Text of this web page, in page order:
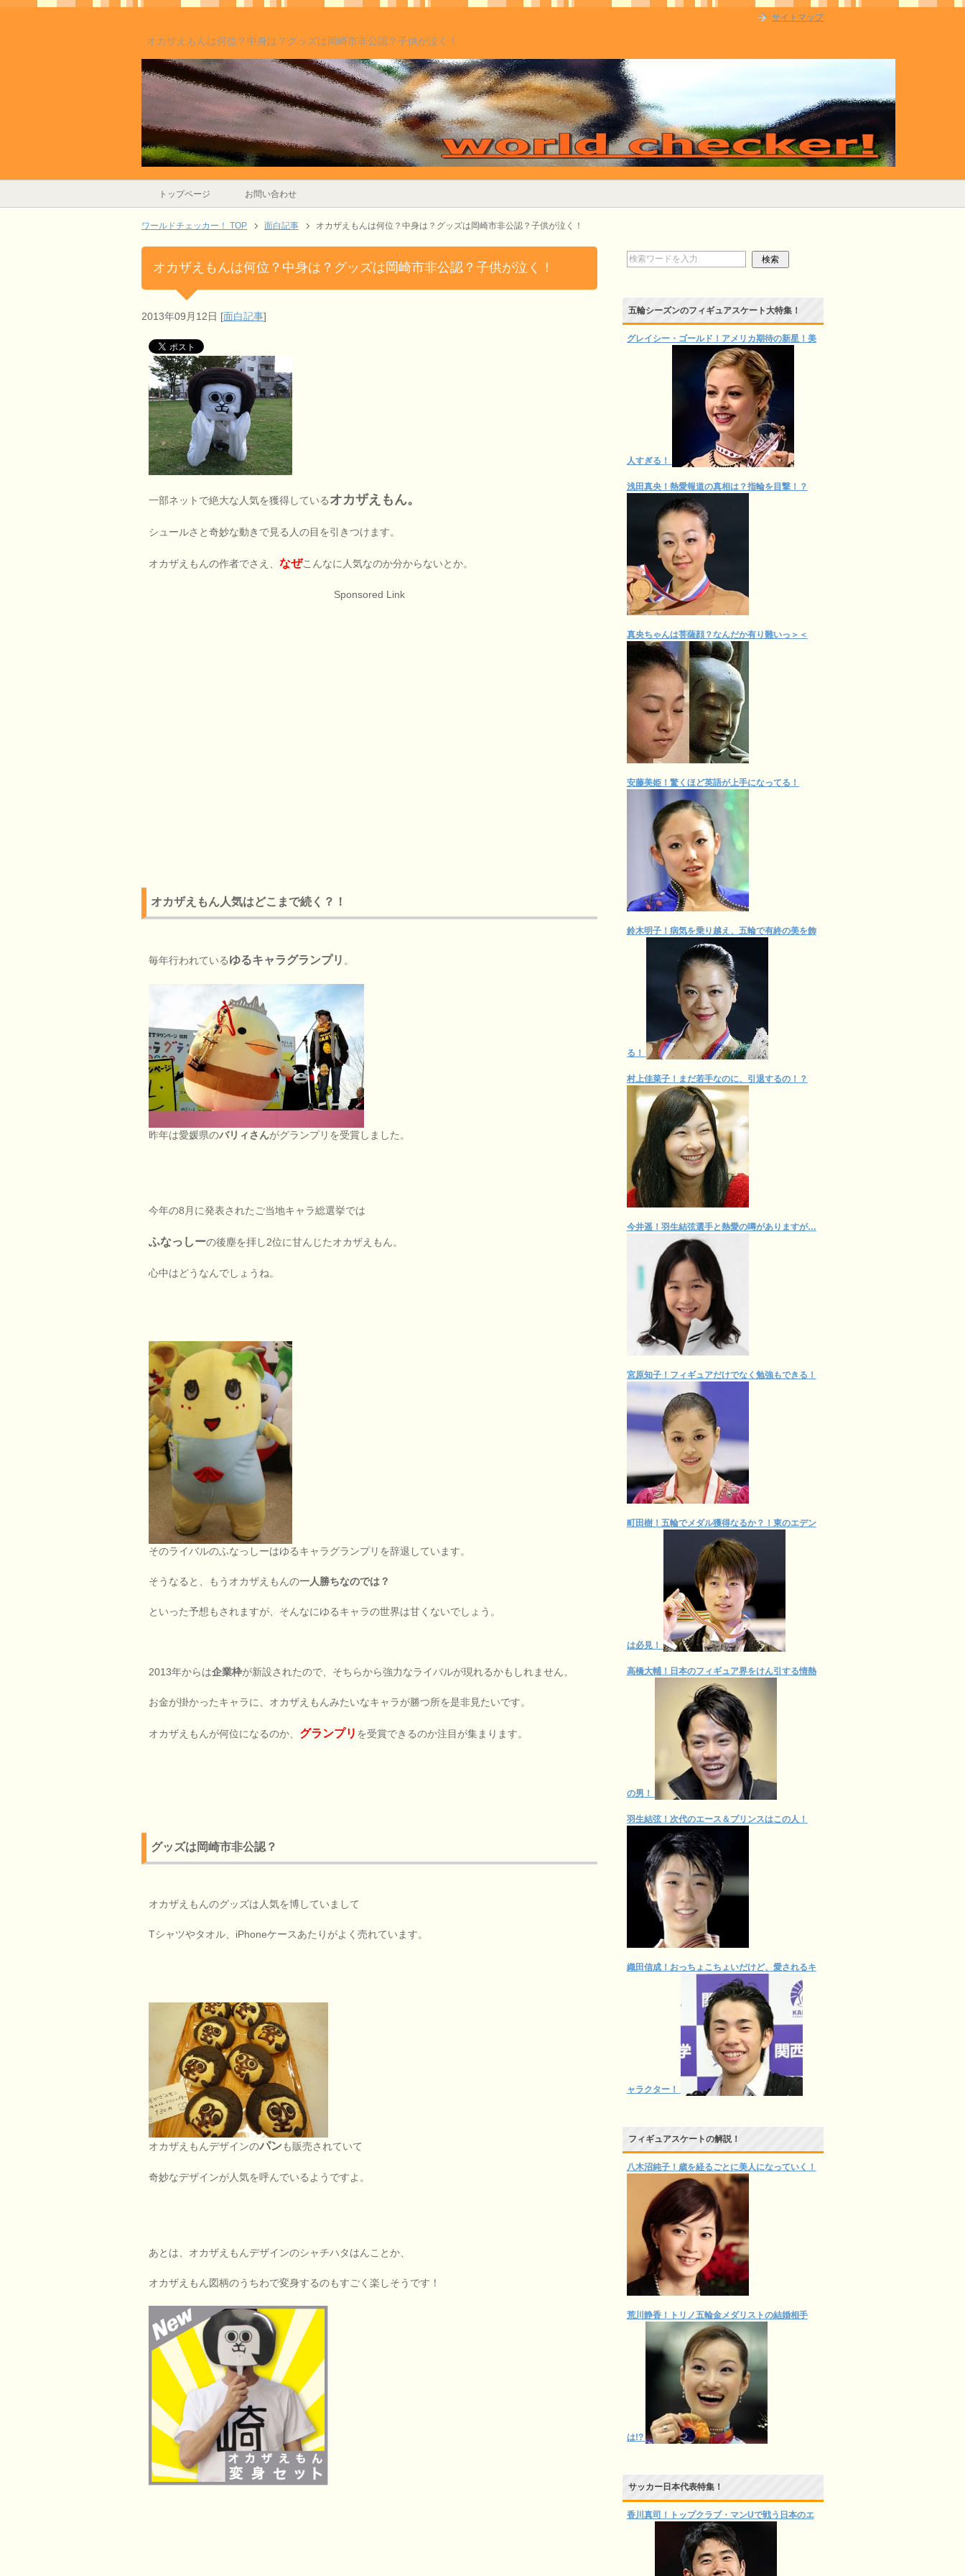
オカザえもんは何位？中身は？グッズは岡崎市非公認？子供が泣く！
トップページ お問い合わせ
ワールドチェッカー！ TOP 面白記事 オカザえもんは何位？中身は？グッズは岡崎市非公認？子供が泣く！
オカザえもんは何位？中身は？グッズは岡崎市非公認？子供が泣く！
2013年09月12日 [面白記事]
一部ネットで絶大な人気を獲得しているオカザえもん。
シュールさと奇妙な動きで見る人の目を引きつけます。
オカザえもんの作者でさえ、 なぜこんなに人気なのか分からないとか。
Sponsored Link
オカザえもん人気はどこまで続く？！
毎年行われているゆるキャラグランプリ 。
昨年は愛媛県のバリィさんがグランプリを受賞しました。
今年の8月に発表されたご当地キャラ総選挙では
ふなっしーの後塵を拝し2位に甘んじたオカザえもん。
心中はどうなんでしょうね。
そのライバルのふなっしーはゆるキャラグランプリを辞退しています。
そうなると、もうオカザえもんの一人勝ちなのでは？
といった予想もされますが、そんなにゆるキャラの世界は甘くないでしょう。
2013年からは企業枠が新設されたので、そちらから強力なライバルが現れるかもしれません。
お金が掛かったキャラに、オカザえもんみたいなキャラが勝つ所を是非見たいです。
オカザえもんが何位になるのか、 グランプリ を受賞できるのか注目が集まります。
グッズは岡崎市非公認？
オカザえもんのグッズは人気を博していまして
Tシャツやタオル、iPhoneケースあたりがよく売れています。
オカザえもんデザインのパンも販売されていて
奇妙なデザインが人気を呼んでいるようですよ。
あとは、オカザえもんデザインのシャチハタはんことか、
オカザえもん図柄のうちわで変身するのもすごく楽しそうです！
五輪シーズンのフィギュアスケート大特集！
グレイシー・ゴールド！アメリカ期待の新星！美
人すぎる！
浅田真央！熱愛報道の真相は？指輪を目撃！？
真央ちゃんは菩薩顔？なんだか有り難いっ＞＜
安藤美姫！驚くほど英語が上手になってる！
鈴木明子！病気を乗り越え、五輪で有終の美を飾
る！
村上佳菜子！まだ若手なのに、引退するの！？
今井遥！羽生結弦選手と熱愛の噂がありますが…
宮原知子！フィギュアだけでなく勉強もできる！
町田樹！五輪でメダル獲得なるか？！東のエデン
は必見！
高橋大輔！日本のフィギュア界をけん引する情熱
の男！
羽生結弦！次代のエース＆プリンスはこの人！
織田信成！おっちょこちょいだけど、愛されるキ
ャラクター！
フィギュアスケートの解説！
八木沼純子！歳を経るごとに美人になっていく！
荒川静香！トリノ五輪金メダリストの結婚相手
は!?
サッカー日本代表特集！
香川真司！トップクラブ・マンUで戦う日本のエ
サイトマップ